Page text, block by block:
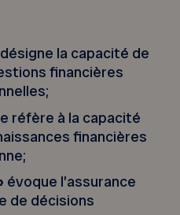
désigne la capacité de
financières
réfère à la capacité
financières
évoque l’assurance
de décisions